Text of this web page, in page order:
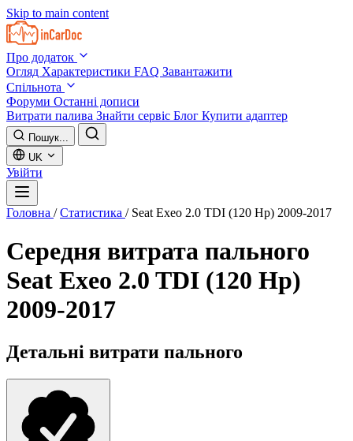
Skip to main content
Про додаток
Огляд Характеристики FAQ Завантажити
Спільнота
Форуми Останні дописи
Витрати палива Знайти сервіс Блог Купити адаптер
Пошук...
UK
Увійти
Головна / Статистика / Seat Exeo 2.0 TDI (120 Hp) 2009-2017
Середня витрата пального
Seat Exeo 2.0 TDI (120 Hp)
2009-2017
Детальні витрати пального